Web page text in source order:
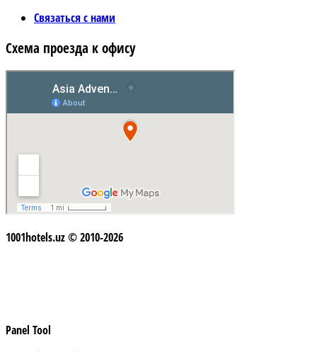
Связаться с нами
Схема проезда к офису
1001hotels.uz © 2010-2026
Panel Tool